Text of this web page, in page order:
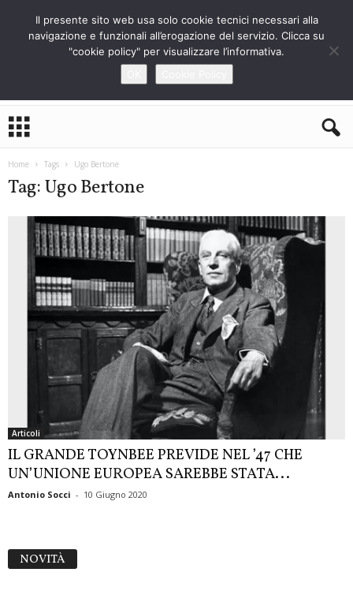
S
Home Tags Ugo Bertone
Tag: Ugo Bertone
Articoli
IL GRANDE TOYNBEE PREVIDE NEL ’47 CHE
UN’UNIONE EUROPEA SAREBBE STATA...
Antonio Socci - 10 Giugno 2020
NOVITÀ
Il presente sito web usa solo cookie tecnici necessari alla
navigazione e funzionali all’erogazione del servizio. Clicca su
"cookie policy" per visualizzare l’informativa.